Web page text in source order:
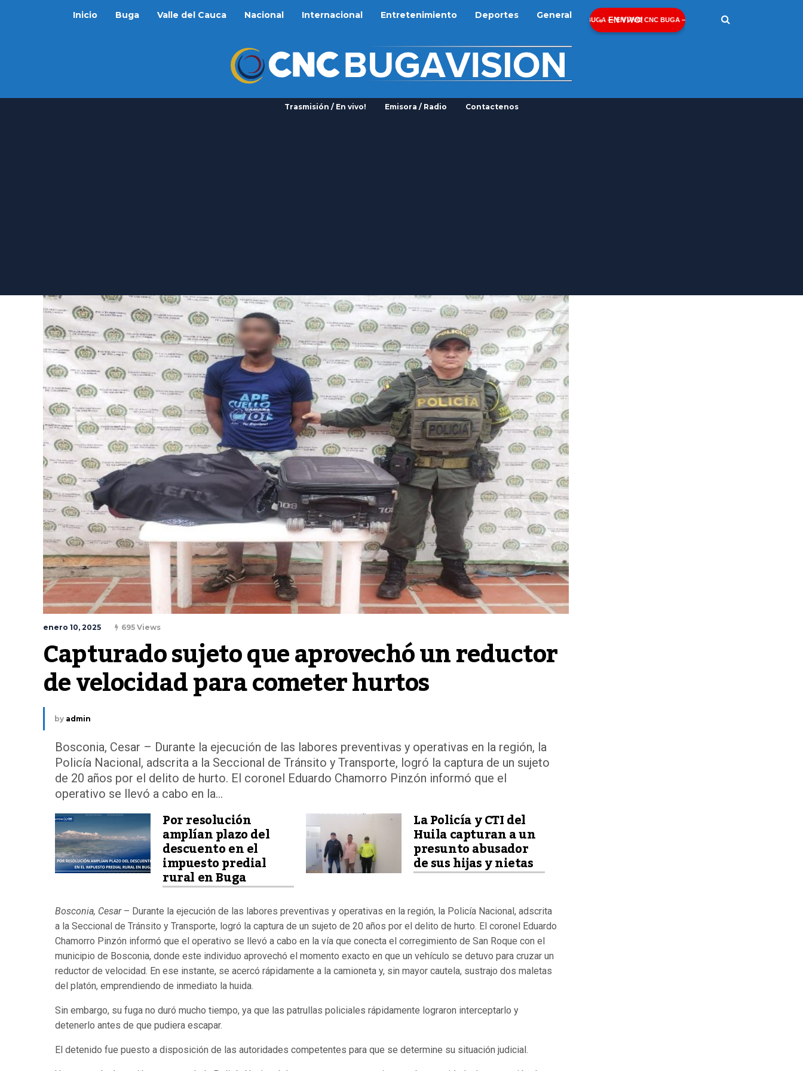
Inicio Buga Valle del Cauca Nacional Internacional Entretenimiento Deportes General EN VIVO!
Trasmisión / En vivo! Emisora / Radio Contactenos
enero 10, 2025 695 Views
Capturado sujeto que aprovechó un reductor
de velocidad para cometer hurtos
by admin
Bosconia, Cesar – Durante la ejecución de las labores preventivas y operativas en la región, la
Policía Nacional, adscrita a la Seccional de Tránsito y Transporte, logró la captura de un sujeto
de 20 años por el delito de hurto. El coronel Eduardo Chamorro Pinzón informó que el
operativo se llevó a cabo en la...
Por resolución
amplían plazo del
descuento en el
impuesto predial
rural en Buga
La Policía y CTI del
Huila capturan a un
presunto abusador
de sus hijas y nietas
Bosconia, Cesar– Durante la ejecución de las labores preventivas y operativas en la región, la Policía Nacional, adscrita
a la Seccional de Tránsito y Transporte, logró la captura de un sujeto de 20 años por el delito de hurto. El coronel Eduardo
Chamorro Pinzón informó que el operativo se llevó a cabo en la vía que conecta el corregimiento de San Roque con el
municipio de Bosconia, donde este individuo aprovechó el momento exacto en que un vehículo se detuvo para cruzar un
reductor de velocidad. En ese instante, se acercó rápidamente a la camioneta y, sin mayor cautela, sustrajo dos maletas
del platón, emprendiendo de inmediato la huida.
Sin embargo, su fuga no duró mucho tiempo, ya que las patrullas policiales rápidamente lograron interceptarlo y
detenerlo antes de que pudiera escapar.
El detenido fue puesto a disposición de las autoridades competentes para que se determine su situación judicial.